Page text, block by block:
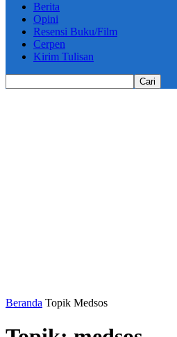
Berita
Opini
Resensi Buku/Film
Cerpen
Kirim Tulisan
Beranda Topik Medsos